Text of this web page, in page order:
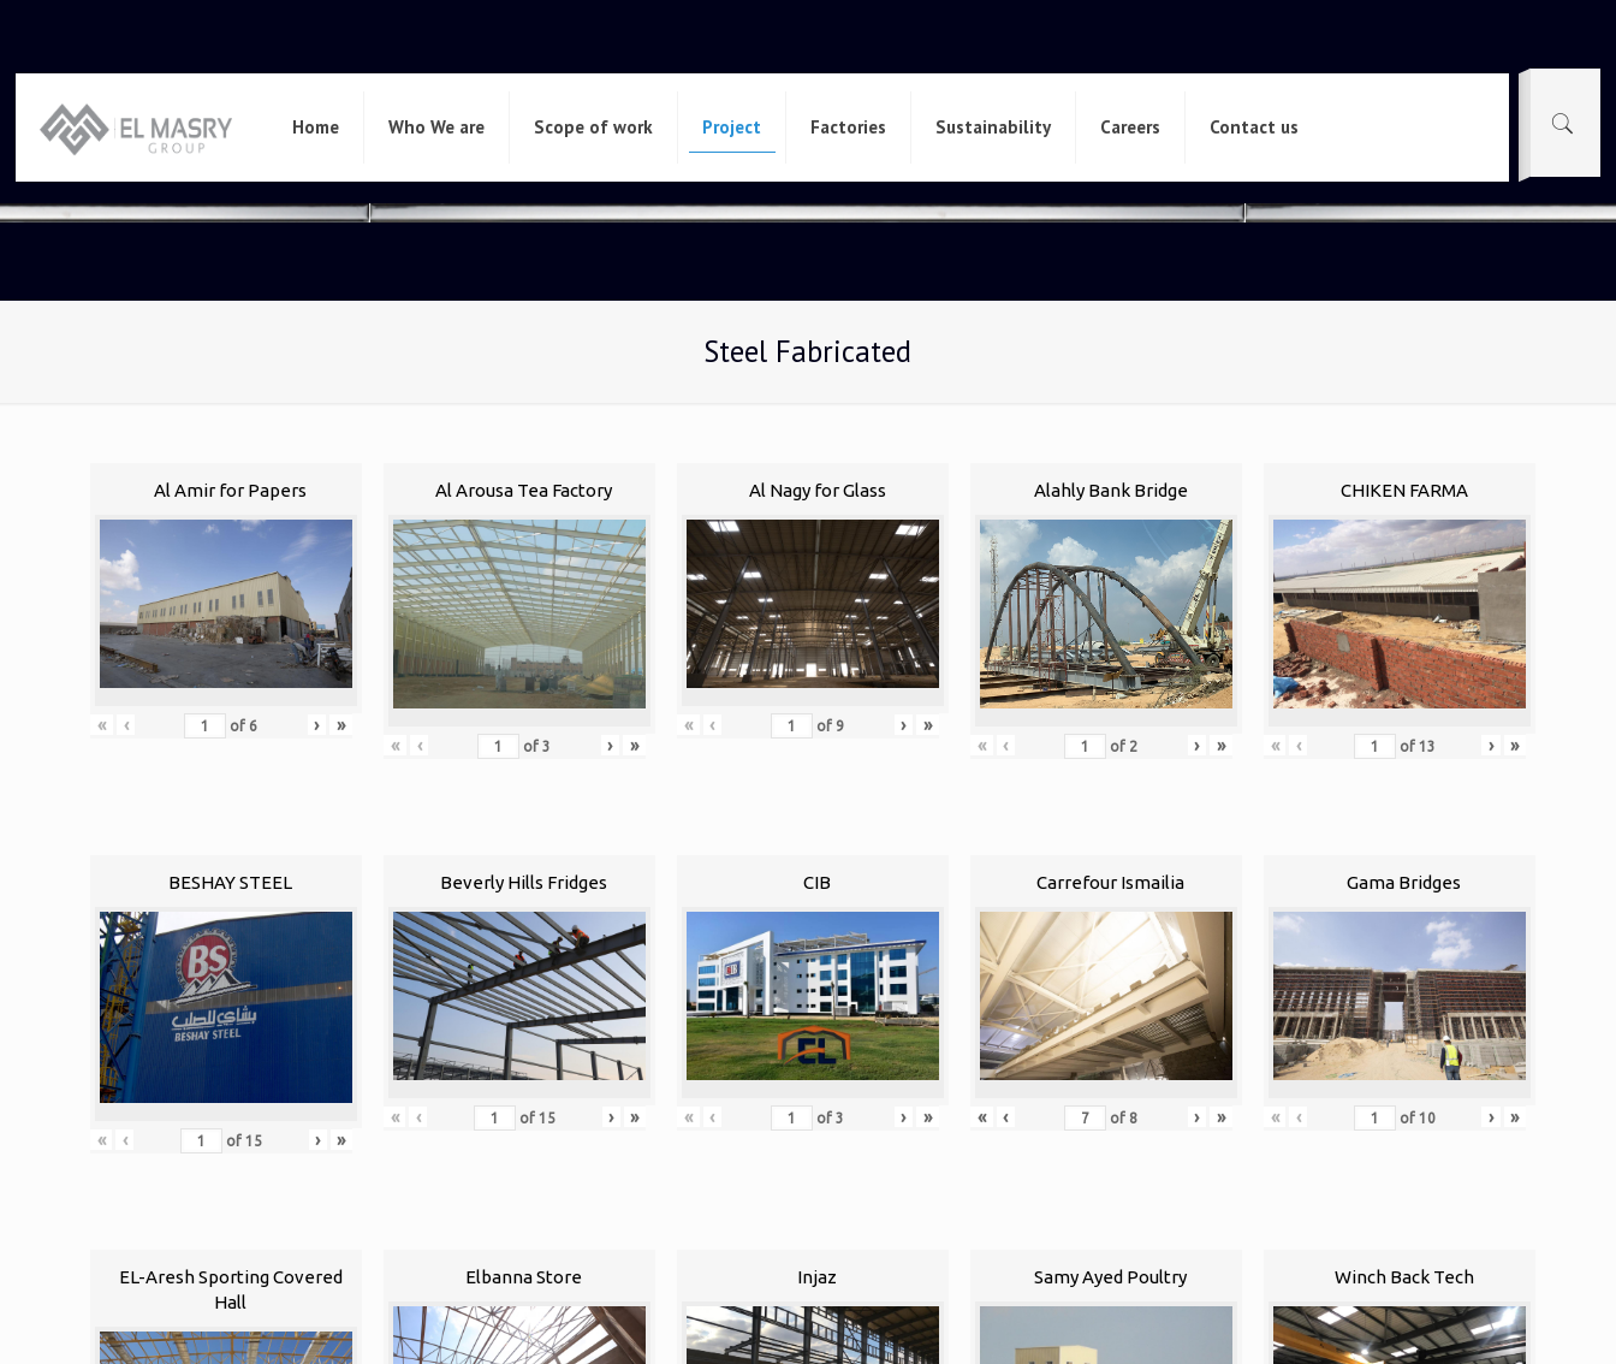
Home Who We are Scope of work Project Factories Sustainability Careers Contact us
Steel Fabricated
Al Amir for Papers
« ‹ of 6 › »
Al Arousa Tea Factory
« ‹ of3 › »
Al Nagy for Glass
« ‹ of 9 › »
Alahly Bank Bridge
« ‹ of 2 › »
CHIKEN FARMA
« ‹ of 13 › »
BESHAY STEEL
« ‹ of 15 › »
Beverly Hills Fridges
« ‹ of 15 › »
CIB
« ‹ of3 › »
Carrefour Ismailia
« ‹ of 8 › »
Gama Bridges
« ‹ of 10 › »
EL-Aresh Sporting Covered
Hall
Elbanna Store Injaz Samy Ayed Poultry Winch Back Tech